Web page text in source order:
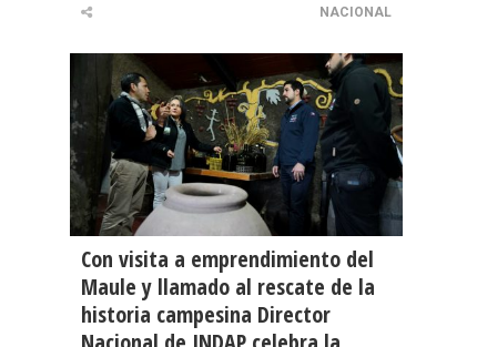
NACIONAL
Con visita a emprendimiento del
Maule y llamado al rescate de la
historia campesina Director